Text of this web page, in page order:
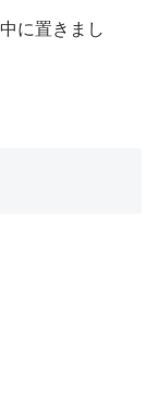
に置きまし